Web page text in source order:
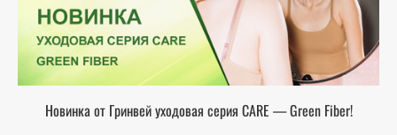
Новинка от Гринвей уходовая серия CARE — Green Fiber!